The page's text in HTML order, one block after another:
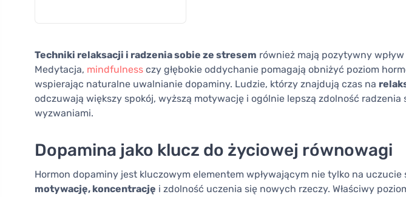
Techniki relaksacji i radzenia sobie ze stresem również mają pozytywny
Medytacja, mindfulness czy głębokie oddychanie pomagają obniżyć poziom
wspierając naturalne uwalnianie dopaminy. Ludzie, którzy znajdują czas na
odczuwają większy spokój, wyższą motywację i ogólnie lepszą zdolność radzenia
wyzwaniami.
Dopamina jako klucz do życiowej równowagi
Hormon dopaminy jest kluczowym elementem wpływającym nie tylko na uczucie
motywację, koncentrację i zdolność uczenia się nowych rzeczy. Właściwy